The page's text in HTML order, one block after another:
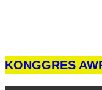
KONGGRES